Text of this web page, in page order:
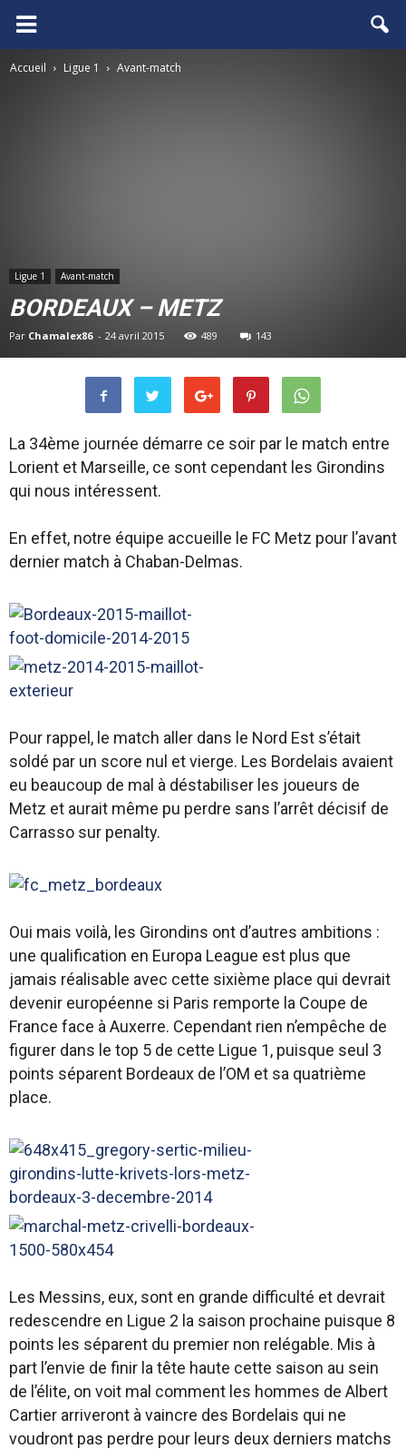
FCGB.net
Accueil Ligue 1 Avant-match
Ligue 1 Avant-match
BORDEAUX – METZ
Par Chamalex86 - 24 avril 2015 489 143
La 34ème journée démarre ce soir par le match entre
Lorient et Marseille, ce sont cependant les Girondins
qui nous intéressent.
En effet, notre équipe accueille le FC Metz pour l’avant
dernier match à Chaban-Delmas.
Pour rappel, le match aller dans le Nord Est s’était
soldé par un score nul et vierge. Les Bordelais avaient
eu beaucoup de mal à déstabiliser les joueurs de
Metz et aurait même pu perdre sans l’arrêt décisif de
Carrasso sur penalty.
Oui mais voilà, les Girondins ont d’autres ambitions :
une qualification en Europa League est plus que
jamais réalisable avec cette sixième place qui devrait
devenir européenne si Paris remporte la Coupe de
France face à Auxerre. Cependant rien n’empêche de
figurer dans le top 5 de cette Ligue 1, puisque seul 3
points séparent Bordeaux de l’OM et sa quatrième
place.
Les Messins, eux, sont en grande difficulté et devrait
redescendre en Ligue 2 la saison prochaine puisque 8
points les séparent du premier non relégable. Mis à
part l’envie de finir la tête haute cette saison au sein
de l’élite, on voit mal comment les hommes de Albert
Cartier arriveront à vaincre des Bordelais qui ne
voudront pas perdre pour leurs deux derniers matchs